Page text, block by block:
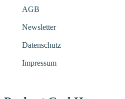
AGB
Newsletter
Datenschutz
Impressum